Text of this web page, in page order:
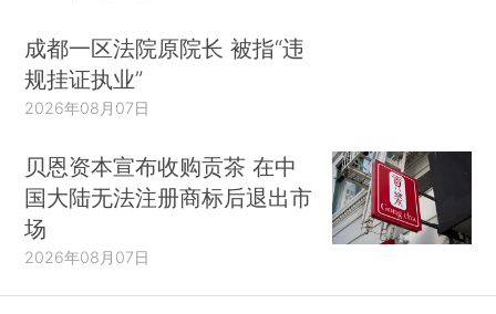
成都一区法院原院长 被指“违
规挂证执业”
2026年08月07日
贝恩资本宣布收购贡茶 在中
国大陆无法注册商标后退出市
场
2026年08月07日